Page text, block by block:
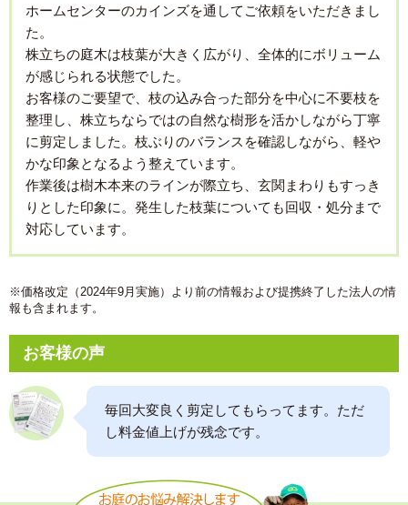
ホームセンターのカインズを通してご依頼をいただきまし
た。
株立ちの庭木は枝葉が大きく広がり、全体的にボリューム
が感じられる状態でした。
お客様のご要望で、枝の込み合った部分を中心に不要枝を
整理し、株立ちならではの自然な樹形を活かしながら丁寧
に剪定しました。枝ぶりのバランスを確認しながら、軽や
かな印象となるよう整えています。
作業後は樹木本来のラインが際立ち、玄関まわりもすっき
りとした印象に。発生した枝葉についても回収・処分まで
対応しています。
※価格改定（2024年9月実施）より前の情報および提携終了した法人の情
報も含まれます。
お客様の声
毎回大変良く剪定してもらってます。ただ
し料金値上げが残念です。